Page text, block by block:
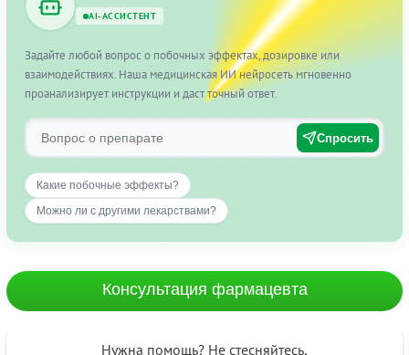
AI-АССИСТЕНТ
Задайте любой вопрос о побочных эффектах, дозировке или
взаимодействиях. Наша медицинская ИИ нейросеть мгновенно
проанализирует инструкции и даст точный ответ.
Спросить
Какие побочные эффекты?
Можно ли с другими лекарствами?
Консультация фармацевта
Нужна помощь? Не стесняйтесь,